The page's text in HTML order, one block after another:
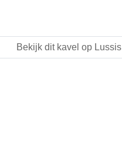
Bekijk dit kavel op Lussis